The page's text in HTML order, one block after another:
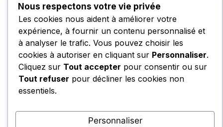
Nous respectons votre vie privée
Les cookies nous aident à améliorer votre
expérience, à fournir un contenu personnalisé et
à analyser le trafic. Vous pouvez choisir les
cookies à autoriser en cliquant sur Personnaliser.
Cliquez sur Tout accepter pour consentir ou sur
Tout refuser pour décliner les cookies non
essentiels.
Personnaliser